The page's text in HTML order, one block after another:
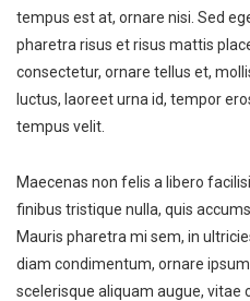
tempus est at, ornare nisi. Sed
pharetra risus et risus mattis
consectetur, ornare tellus et,
luctus, laoreet urna id, tempor
tempus velit.
Maecenas non felis a libero
finibus tristique nulla, quis
Mauris pharetra mi sem, in
diam condimentum, ornare
scelerisque aliquam augue,